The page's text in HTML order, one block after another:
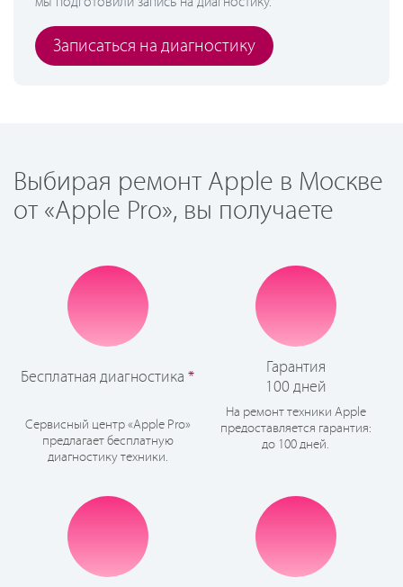
Записаться на диагностику
Выбирая ремонт Apple в Москве
от «Apple Pro», вы получаете
Бесплатная диагностика *
Сервисный центр «Apple Pro»
предлагает бесплатную
диагностику техники.
Гарантия
100 дней
На ремонт техники Apple
предоставляется гарантия:
до 100 дней.